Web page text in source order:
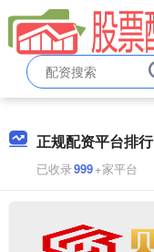
正规配资平台排行
已收录999+家平台